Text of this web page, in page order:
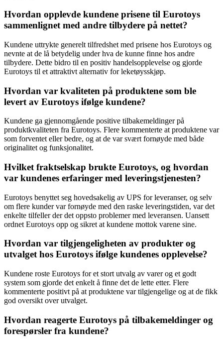
Hvordan opplevde kundene prisene til Eurotoys
sammenlignet med andre tilbydere på nettet?
Kundene uttrykte generelt tilfredshet med prisene hos Eurotoys og
nevnte at de lå betydelig under hva de kunne finne hos andre
tilbydere. Dette bidro til en positiv handelsopplevelse og gjorde
Eurotoys til et attraktivt alternativ for leketøysskjøp.
Hvordan var kvaliteten på produktene som ble
levert av Eurotoys ifølge kundene?
Kundene ga gjennomgående positive tilbakemeldinger på
produktkvaliteten fra Eurotoys. Flere kommenterte at produktene var
som forventet eller bedre, og at de var svært fornøyde med både
originalitet og funksjonalitet.
Hvilket fraktselskap brukte Eurotoys, og hvordan
var kundenes erfaringer med leveringstjenesten?
Eurotoys benyttet seg hovedsakelig av UPS for leveranser, og selv
om flere kunder var fornøyde med den raske leveringstiden, var det
enkelte tilfeller der det oppsto problemer med leveransen. Uansett
ordnet Eurotoys opp og sikret at kundene mottok varene sine.
Hvordan var tilgjengeligheten av produkter og
utvalget hos Eurotoys ifølge kundenes opplevelse?
Kundene roste Eurotoys for et stort utvalg av varer og et godt
system som gjorde det enkelt å finne det de lette etter. Flere
kommenterte positivt på at produktene var tilgjengelige og at de fikk
god oversikt over utvalget.
Hvordan reagerte Eurotoys på tilbakemeldinger og
forespørsler fra kundene?